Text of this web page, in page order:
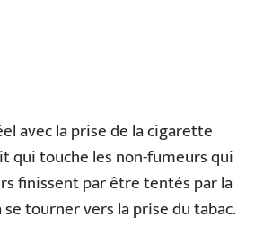
avec la prise de la cigarette
qui touche les non-fumeurs qui
finissent par être tentés par la
tourner vers la prise du tabac.